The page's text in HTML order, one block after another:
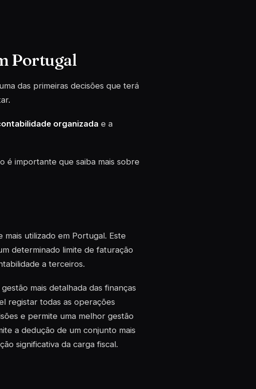
Portugal
das primeiras decisões que terá
organizada e a
é importante que saiba mais sobre
utilizado em Portugal. Este
determinado limite de faturação
a terceiros.
mais detalhada das finanças
registar todas as operações
e permite uma melhor gestão
a dedução de um conjunto mais
significativa da carga fiscal.